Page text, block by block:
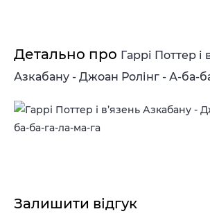
Детально про Гаррі Поттер і
Азкабану - Джоан Ролінг - А-ба-
Залишити відгук